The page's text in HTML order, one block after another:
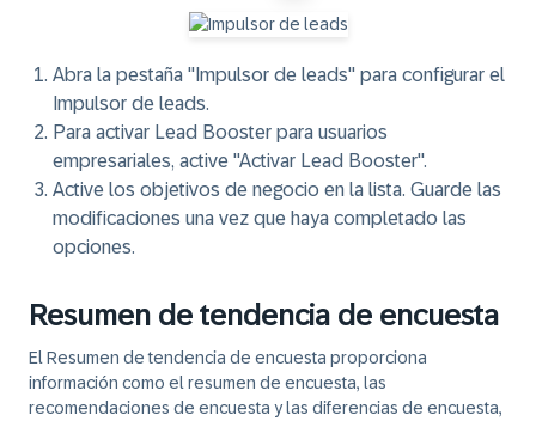
Abra la pestaña "Impulsor de leads" para configurar el
Impulsor de leads.
Para activar Lead Booster para usuarios
empresariales, active "Activar Lead Booster".
Active los objetivos de negocio en la lista. Guarde las
modificaciones una vez que haya completado las
opciones.
Resumen de tendencia de encuesta
El Resumen de tendencia de encuesta proporciona
información como el resumen de encuesta, las
recomendaciones de encuesta y las diferencias de encuesta,